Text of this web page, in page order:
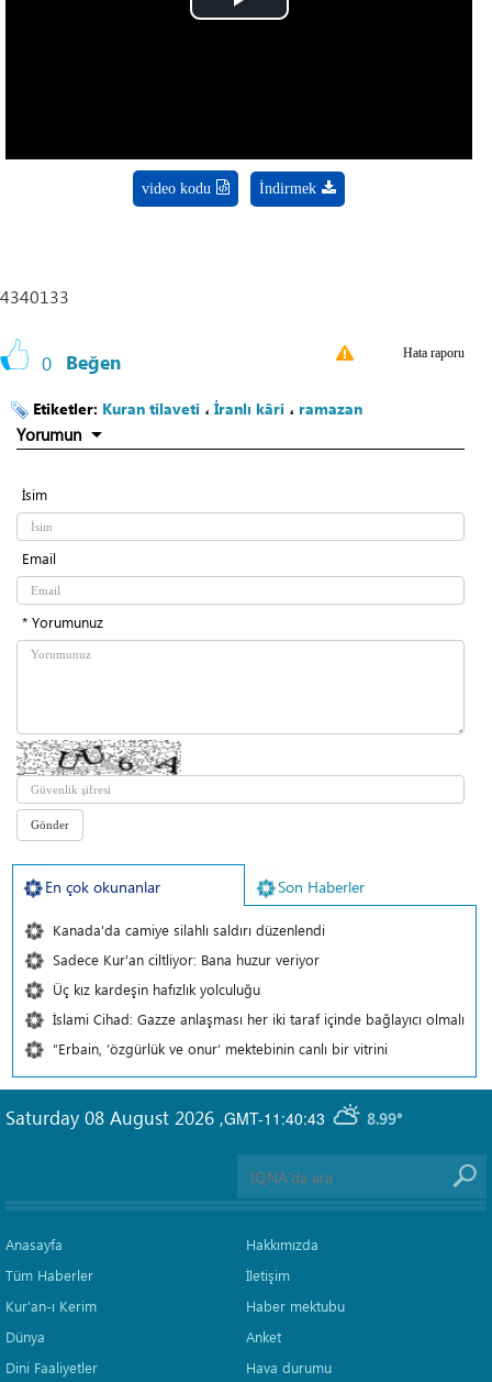
Play
video kodu İndirmek
4340133
0 Beğen Hata raporu
Etiketler: Kuran tilaveti ، İranlı kâri ، ramazan
Yorumun
İsim
Email
* Yorumunuz
En çok okunanlar Son Haberler
Kanada'da camiye silahlı saldırı düzenlendi
Sadece Kur'an ciltliyor: Bana huzur veriyor
Üç kız kardeşin hafızlık yolculuğu
İslami Cihad: Gazze anlaşması her iki taraf içinde bağlayıcı olmalı
“Erbain, ‘özgürlük ve onur’ mektebinin canlı bir vitrini
GMT-11:40:43 8.99°
Saturday 08 August 2026 ,
Anasayfa
Tüm Haberler
Kur'an-ı Kerim
Dünya
Dini Faaliyetler
Hakkımızda
İletişim
Haber mektubu
Anket
Hava durumu